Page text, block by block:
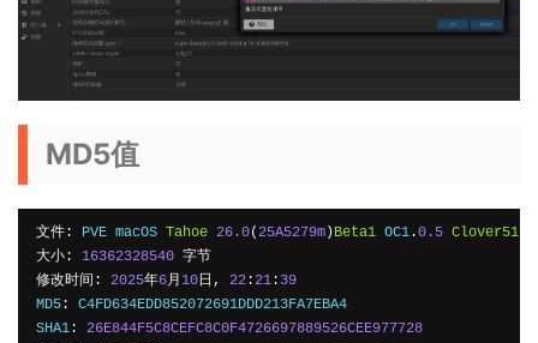
MD5值
文件: PVE macOS Tahoe 26.0(25A5279m )Beta1 OC1 .0.5 Clover5162
大小:
16362328540 字节
修改时间:
2025年6月10日, 22 :21 : 39
MD5 :
C4FD634EDD852072691DDD213FA7EBA4
SHA1 :
26E844F5C8CEFC8C0F4726697889526CEE977728